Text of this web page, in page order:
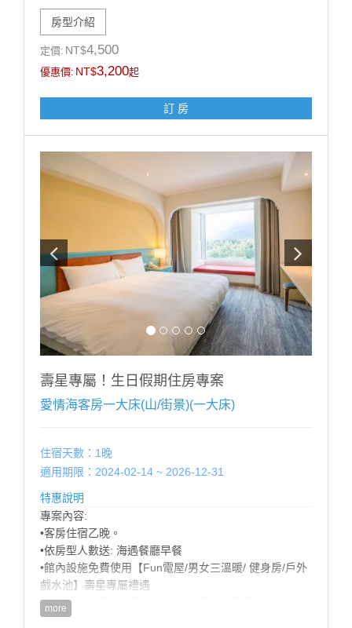
•歡樂生日佈置（英文字母+造型氣球+造型佈置），可備
註佈置風格偏兒童或成人，以飯店實際佈置為主）
【加價購優惠】: 甩尾車車票 買1送1 (戶外空間，需視天
候開放)
注意事項:
1.此專案限當月壽星方得使用，需於辦理入住時出示有
效證件，以國曆生日為認定標準，如無當月壽星入住則
依現場價補足佈置差額$1200元。
2.本案需至少提早5天前訂房，符合優惠之壽星每日限訂
1房，恕不得與其他優惠同時合併使用。
3.飯店保留取消與修改專案內容之權利。
------------------------------------------------
■每房每晚加人加價:【加人加價說明】 (加價含:早餐設
施無加床)
■未滿 4 歲；不佔床免費招待至多2位
■滿 4 歲 ∼ 未滿 12 歲；每位每晚加收 $500。
■12歲以上；每位每晚加收 $1000。
※ 增加床墊帳篷（2選1）含寢具（須依現場房況）每個
每晚加收$500。
※ 如超出房型住宿人數，請提前告知，並依現場規定加
收加人費用。
100CM以下 酌收清潔費$50 嬰幼兒：80cm以下免費
房型介紹
定價: NT$4,500
優惠價: NT$3,200起
訂 房
壽星專屬！生日假期住房專案
愛情海客房一大床(山/街景)(一大床)
住宿天數：1晚
適用期限：2024-02-14 ~ 2026-12-31
特惠說明
專案內容:
•客房住宿乙晚。
•依房型人數送: 海遇餐廳早餐
•館內設施免費使用【Fun電屋/男女三溫暖/ 健身房/戶外
戲水池】壽星專屬禮遇
•預定房型『愛情海客房』享有升等海景客房優惠 (需依
當日房況，官網山/海景同價，數量有限，先訂先贏!)
more